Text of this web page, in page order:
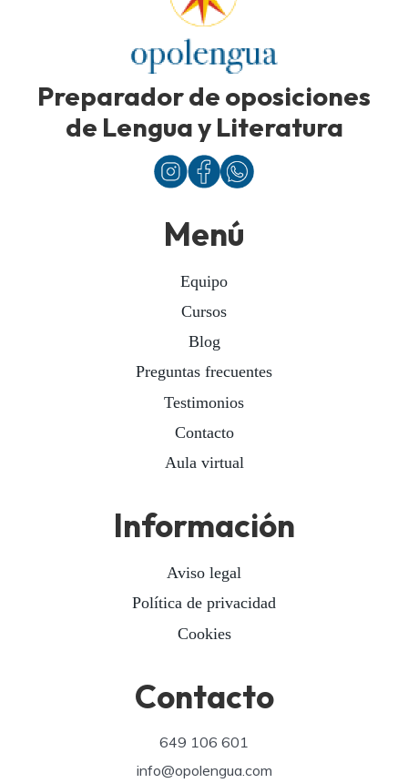
Preparador de oposiciones
de Lengua y Literatura
Menú
Equipo
Cursos
Blog
Preguntas frecuentes
Testimonios
Contacto
Aula virtual
Información
Aviso legal
Política de privacidad
Cookies
Contacto
649 106 601
info@opolengua.com